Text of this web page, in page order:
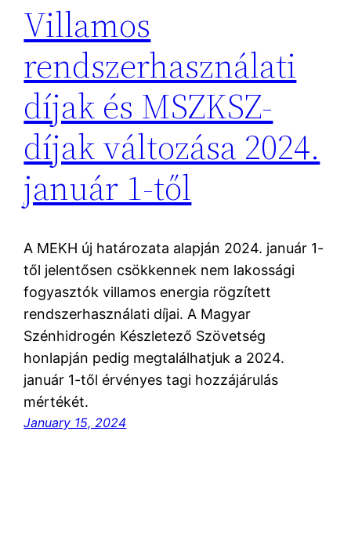
Villamos
rendszerhasználati
díjak és MSZKSZ-
díjak változása 2024.
január 1-től
A MEKH új határozata alapján 2024. január 1-
től jelentősen csökkennek nem lakossági
fogyasztók villamos energia rögzített
rendszerhasználati díjai. A Magyar
Szénhidrogén Készletező Szövetség
honlapján pedig megtalálhatjuk a 2024.
január 1-től érvényes tagi hozzájárulás
mértékét.
January 15, 2024